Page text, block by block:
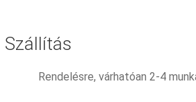
Szállítás
Rendelésre, várhatóan 2-4